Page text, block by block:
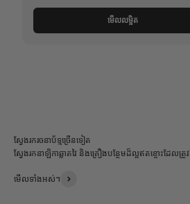
មើលលម្អិត
ស្វែងរករចនាប័ទ្មច្រើនទៀត
ស្វែងរកនាឡិកាឆ្លាតវៃ និងគ្រឿងបន្ថែមដ៏ល្អឥតខ្ចោះដែលត្
មើលទាំងអស់។